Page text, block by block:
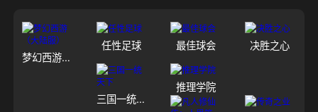
梦幻西游（大陆服）
任性足球 最佳球会 决胜之心
三国一统天下
推理学院